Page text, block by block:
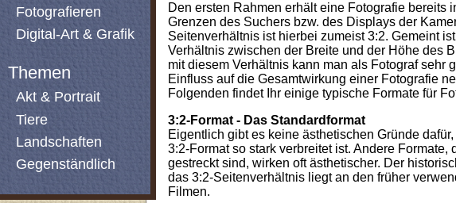
Fotografieren
Digital-Art & Grafik
Themen
Akt & Portrait
Tiere
Landschaften
Gegenständlich
Den ersten Rahmen erhält eine Fotografie bereits
Grenzen des Suchers bzw. des Displays der
Seitenverhältnis ist hierbei zumeist 3:2. Gemeint
Verhältnis zwischen der Breite und der Höhe des
mit diesem Verhältnis kann man als Fotograf sehr
Einfluss auf die Gesamtwirkung einer Fotografie
Folgenden findet Ihr einige typische Formate für
3:2-Format - Das Standardformat
Eigentlich gibt es keine ästhetischen Gründe
3:2-Format so stark verbreitet ist. Andere Formate,
gestreckt sind, wirken oft ästhetischer. Der
das 3:2-Seitenverhältnis liegt an den früher
Filmen.